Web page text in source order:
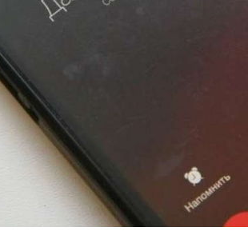
в Волгограде: в Центральном
„Арбузный переполох“
компании нарастили экспорт:
на 3,6 млн долларов